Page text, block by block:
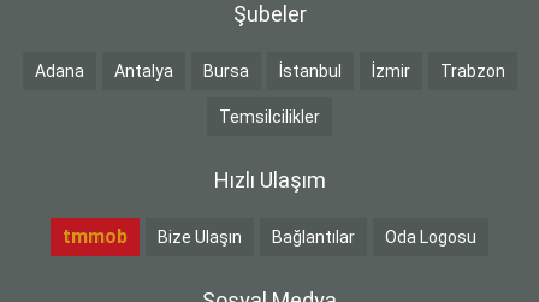
Şubeler
Adana Antalya Bursa İstanbul İzmir Trabzon
Temsilcilikler
Hızlı Ulaşım
tmmob Bize Ulaşın Bağlantılar Oda Logosu